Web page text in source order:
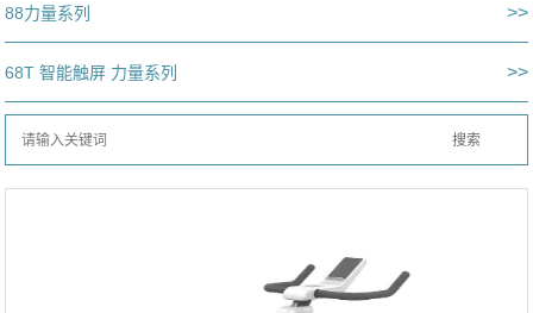
88力量系列 >>
68T 智能触屏 力量系列 >>